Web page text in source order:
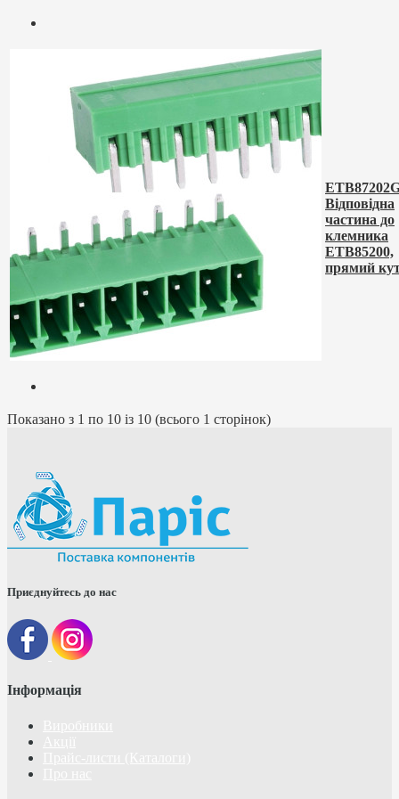
Відповідна
частина до
клемника
ETB85200,
прямий
Показано з 1 по 10 із 10 (всього 1 сторінок)
Приєднуйтесь до нас
Інформація